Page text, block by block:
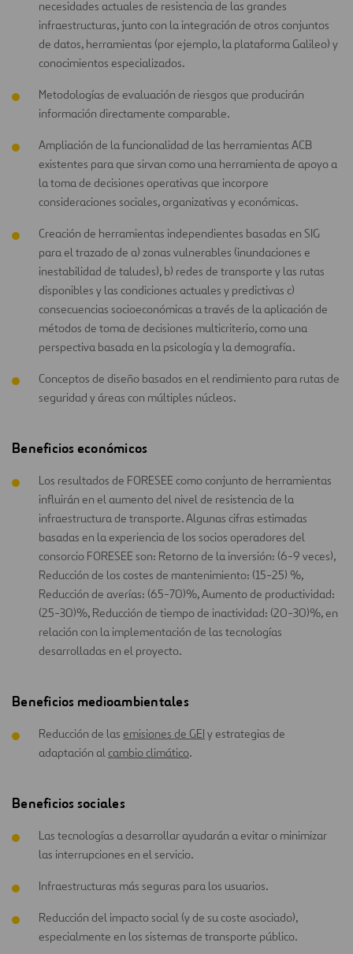
necesidades actuales de resistencia de las grandes
infraestructuras, junto con la integración de otros conjuntos
de datos, herramientas (por ejemplo, la plataforma Galileo) y
conocimientos especializados.
Metodologías de evaluación de riesgos que producirán
información directamente comparable.
Ampliación de la funcionalidad de las herramientas ACB
existentes para que sirvan como una herramienta de apoyo a
la toma de decisiones operativas que incorpore
consideraciones sociales, organizativas y económicas.
Creación de herramientas independientes basadas en SIG
para el trazado de a) zonas vulnerables (inundaciones e
inestabilidad de taludes), b) redes de transporte y las rutas
disponibles y las condiciones actuales y predictivas c)
consecuencias socioeconómicas a través de la aplicación de
métodos de toma de decisiones multicriterio, como una
perspectiva basada en la psicología y la demografía.
Conceptos de diseño basados en el rendimiento para rutas de
seguridad y áreas con múltiples núcleos.
Beneficios económicos
Los resultados de FORESEE como conjunto de herramientas
influirán en el aumento del nivel de resistencia de la
infraestructura de transporte. Algunas cifras estimadas
basadas en la experiencia de los socios operadores del
consorcio FORESEE son: Retorno de la inversión: (6-9 veces),
Reducción de los costes de mantenimiento: (15-25) %,
Reducción de averías: (65-70)%, Aumento de productividad:
(25-30)%, Reducción de tiempo de inactividad: (20-30)%, en
relación con la implementación de las tecnologías
desarrolladas en el proyecto.
Beneficios medioambientales
Reducción de las emisiones de GEI y estrategias de
adaptación alcambio climático.
Beneficios sociales
Las tecnologías a desarrollar ayudarán a evitar o minimizar
las interrupciones en el servicio.
Infraestructuras más seguras para los usuarios.
Reducción del impacto social (y de su coste asociado),
especialmente en los sistemas de transporte público.